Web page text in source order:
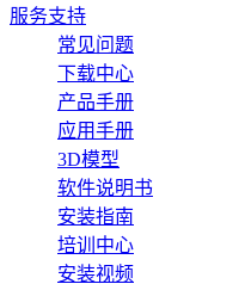
服务支持
常见问题
下载中心
产品手册
应用手册
3D模型
软件说明书
安装指南
培训中心
安装视频